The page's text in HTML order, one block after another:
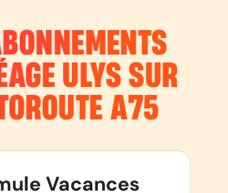
ULYS SUR
A75
Vacances